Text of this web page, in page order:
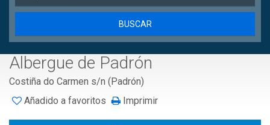
Albergue de Padrón
Costiña do Carmen s/n (Padrón)
Añadido a favoritos
Imprimir